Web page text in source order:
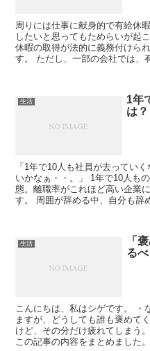
周りには仕事に献身的で有給休
したいと思ってもためらいが起
休暇の取得が法的に義務付けら
す。 ただし、一部の会社では、
生活
1年
は？
「1年で10人も社員が去ってい
いかなぁ・・。」 1年で10人も
態。離職率がこれほど高い企業
す。 周囲が辞める中、自分も辞
生活
「
る
こんにちは、私はシゲです。 ・
ますが、どうしても誰も褒めて
けど、その分だけ疲れてしまう
この記事の内容をまとめました